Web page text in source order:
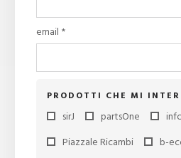
email *
PRODOTTI CHE MI
sirJ partsOne
Piazzale Ricambi
b-